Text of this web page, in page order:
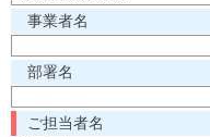
事業者名
部署名
ご担当者名